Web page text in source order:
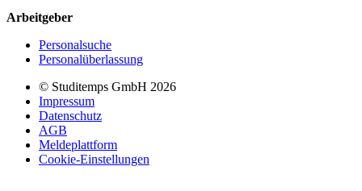
Arbeitgeber
Personalsuche
Personalüberlassung
© Studitemps GmbH 2026
Impressum
Datenschutz
AGB
Meldeplattform
Cookie-Einstellungen